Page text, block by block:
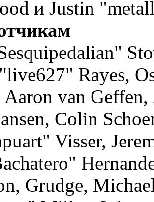
и Justin
Rayes,
Aaron van
Colin
Visser,
Grudge,